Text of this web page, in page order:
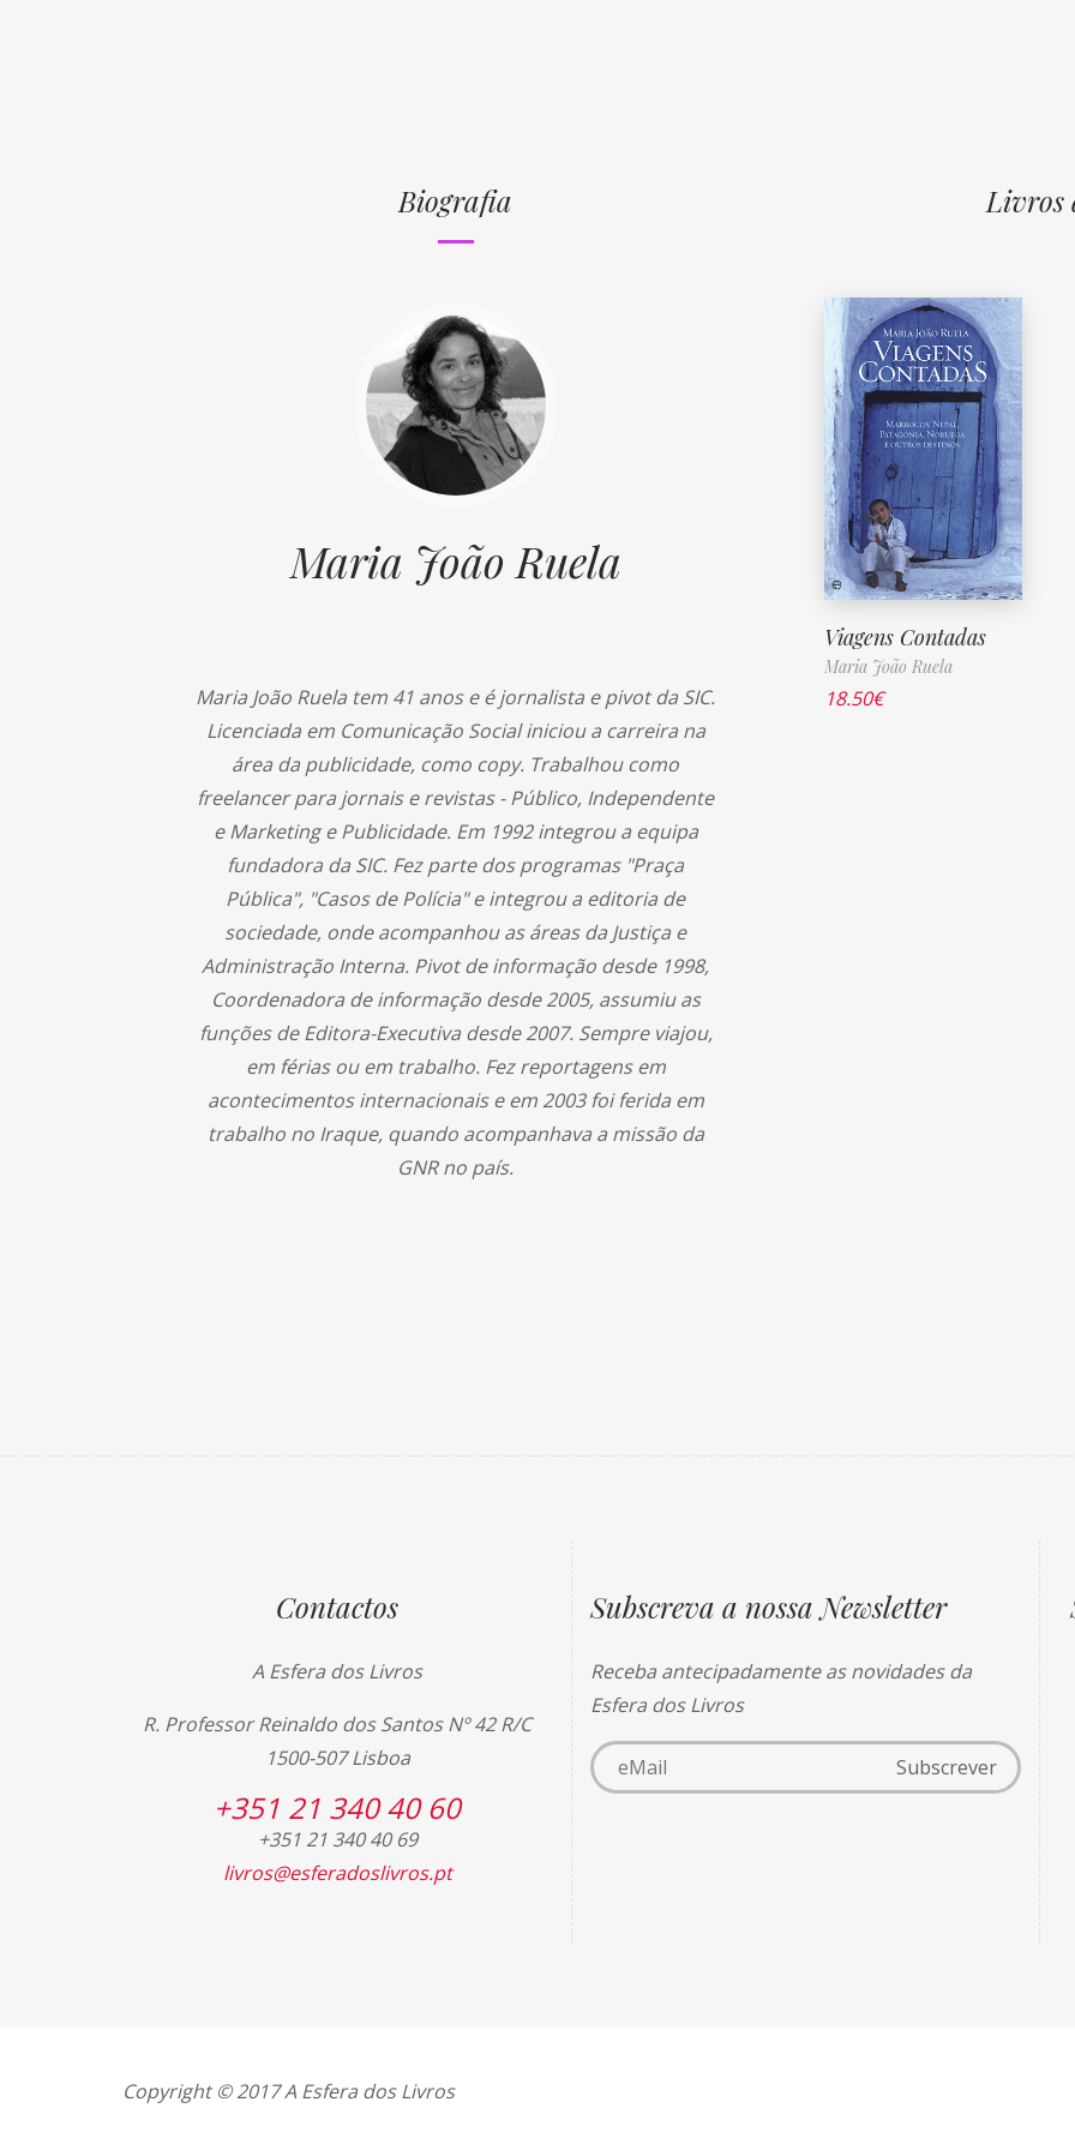
Biografia
Maria João Ruela
Maria João Ruela tem 41 anos e é jornalista e pivot da SIC.
Licenciada em Comunicação Social iniciou a carreira na
área da publicidade, como copy. Trabalhou como
freelancer para jornais e revistas - Público, Independente
e Marketing e Publicidade. Em 1992 integrou a equipa
fundadora da SIC. Fez parte dos programas "Praça
Pública", "Casos de Polícia" e integrou a editoria de
sociedade, onde acompanhou as áreas da Justiça e
Administração Interna. Pivot de informação desde 1998,
Coordenadora de informação desde 2005, assumiu as
funções de Editora-Executiva desde 2007. Sempre viajou,
em férias ou em trabalho. Fez reportagens em
acontecimentos internacionais e em 2003 foi ferida em
trabalho no Iraque, quando acompanhava a missão da
GNR no país.
Livros
Viagens Contadas
Maria João Ruela
18.50€
Contactos
A Esfera dos Livros
R. Professor Reinaldo dos Santos Nº 42 R/C
1500-507 Lisboa
+351 21 340 40 60
+351 21 340 40 69
livros@esferadoslivros.pt
Subscreva a nossa Newsletter
Receba antecipadamente as novidades da
Esfera dos Livros
Copyright © 2017 A Esfera dos Livros